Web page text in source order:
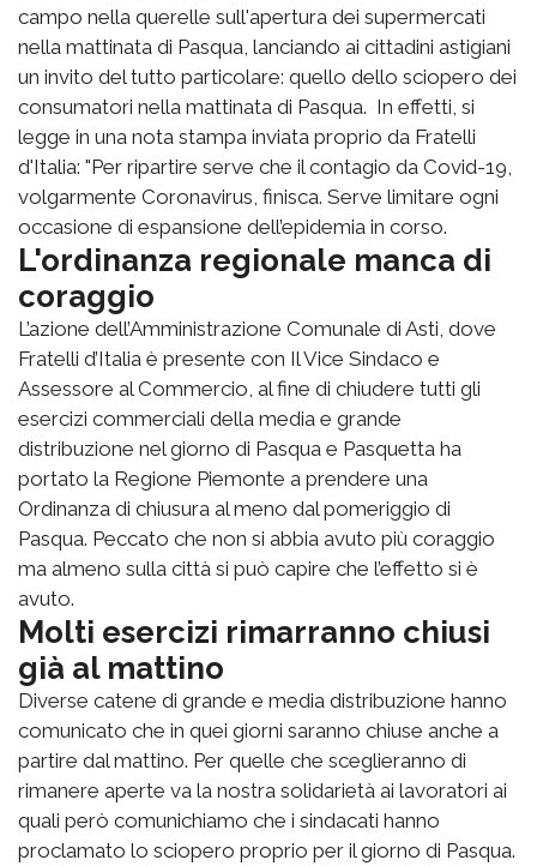
campo nella querelle sull'apertura dei supermercati
nella mattinata di Pasqua, lanciando ai cittadini astigiani
un invito del tutto particolare: quello dello sciopero dei
consumatori nella mattinata di Pasqua. In effetti, si
legge in una nota stampa inviata proprio da Fratelli
d'Italia: "Per ripartire serve che il contagio da Covid-19,
volgarmente Coronavirus, finisca. Serve limitare ogni
occasione di espansione dell’epidemia in corso.
L'ordinanza regionale manca di
coraggio
L’azione dell’Amministrazione Comunale di Asti, dove
Fratelli d’Italia è presente con Il Vice Sindaco e
Assessore al Commercio, al fine di chiudere tutti gli
esercizi commerciali della media e grande
distribuzione nel giorno di Pasqua e Pasquetta ha
portato la Regione Piemonte a prendere una
Ordinanza di chiusura al meno dal pomeriggio di
Pasqua. Peccato che non si abbia avuto più coraggio
ma almeno sulla città si può capire che l’effetto si è
avuto.
Molti esercizi rimarranno chiusi
già al mattino
Diverse catene di grande e media distribuzione hanno
comunicato che in quei giorni saranno chiuse anche a
partire dal mattino. Per quelle che sceglieranno di
rimanere aperte va la nostra solidarietà ai lavoratori ai
quali però comunichiamo che i sindacati hanno
proclamato lo sciopero proprio per il giorno di Pasqua.